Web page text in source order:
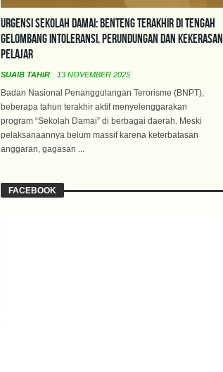
Urgensi Sekolah Damai: Benteng Terakhir di Tengah
Gelombang Intoleransi, Perundungan dan Kekerasan
Pelajar
SUAIB TAHIR 13 NOVEMBER 2025
Badan Nasional Penanggulangan Terorisme (BNPT),
beberapa tahun terakhir aktif menyelenggarakan
program “Sekolah Damai” di berbagai daerah. Meski
pelaksanaannya belum massif karena keterbatasan
anggaran, gagasan ...
FACEBOOK